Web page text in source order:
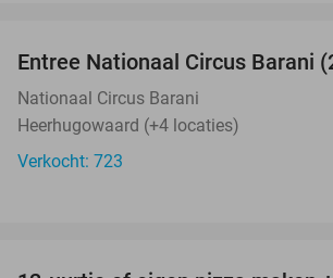
Entree Nationaal Circus Barani
Nationaal Circus Barani
Heerhugowaard (+4 locaties)
Verkocht: 723